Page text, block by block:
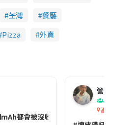
荃灣
餐廳
Pizza 外賣
都會被沒收😱出發前切記檢查
營養
香港